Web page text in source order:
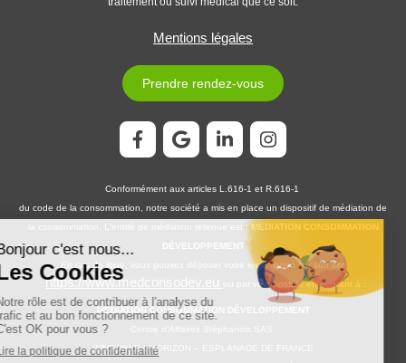
Mentions légales
Prendre rendez-vous
Conformément aux articles L.616-1 et R.616-1
du code de la consommation, notre société a mis en place un dispositif de médiation de
la consommation. L'entité de médiation retenue est :MEDIATION CONSOMMATION
DÉVELOPPEMENT
En cas de litige, vous pouvez déposer votre réclamation sur son site
https://www.medconsodev.eu ou par voie postale en écrivant à :
MEDIATION CONSOMMATION DÉVELOPPEMENT
IMMEUBLE L’HORIZON – ESPLANADE DE FRANCE